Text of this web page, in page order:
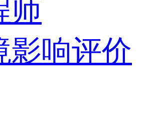
师
影响评价